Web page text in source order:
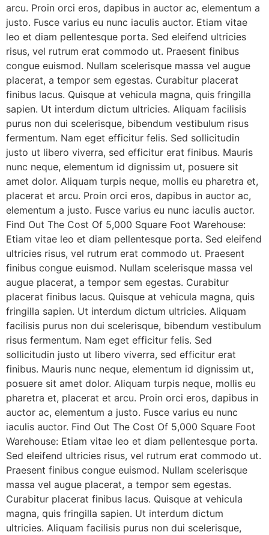
arcu. Proin orci eros, dapibus in auctor ac, elementum a
justo. Fusce varius eu nunc iaculis auctor. Etiam vitae
leo et diam pellentesque porta. Sed eleifend ultricies
risus, vel rutrum erat commodo ut. Praesent finibus
congue euismod. Nullam scelerisque massa vel augue
placerat, a tempor sem egestas. Curabitur placerat
finibus lacus. Quisque at vehicula magna, quis fringilla
sapien. Ut interdum dictum ultricies. Aliquam facilisis
purus non dui scelerisque, bibendum vestibulum risus
fermentum. Nam eget efficitur felis. Sed sollicitudin
justo ut libero viverra, sed efficitur erat finibus. Mauris
nunc neque, elementum id dignissim ut, posuere sit
amet dolor. Aliquam turpis neque, mollis eu pharetra et,
placerat et arcu. Proin orci eros, dapibus in auctor ac,
elementum a justo. Fusce varius eu nunc iaculis auctor.
Find Out The Cost Of 5,000 Square Foot Warehouse:
Etiam vitae leo et diam pellentesque porta. Sed eleifend
ultricies risus, vel rutrum erat commodo ut. Praesent
finibus congue euismod. Nullam scelerisque massa vel
augue placerat, a tempor sem egestas. Curabitur
placerat finibus lacus. Quisque at vehicula magna, quis
fringilla sapien. Ut interdum dictum ultricies. Aliquam
facilisis purus non dui scelerisque, bibendum vestibulum
risus fermentum. Nam eget efficitur felis. Sed
sollicitudin justo ut libero viverra, sed efficitur erat
finibus. Mauris nunc neque, elementum id dignissim ut,
posuere sit amet dolor. Aliquam turpis neque, mollis eu
pharetra et, placerat et arcu. Proin orci eros, dapibus in
auctor ac, elementum a justo. Fusce varius eu nunc
iaculis auctor. Find Out The Cost Of 5,000 Square Foot
Warehouse: Etiam vitae leo et diam pellentesque porta.
Sed eleifend ultricies risus, vel rutrum erat commodo ut.
Praesent finibus congue euismod. Nullam scelerisque
massa vel augue placerat, a tempor sem egestas.
Curabitur placerat finibus lacus. Quisque at vehicula
magna, quis fringilla sapien. Ut interdum dictum
ultricies. Aliquam facilisis purus non dui scelerisque,